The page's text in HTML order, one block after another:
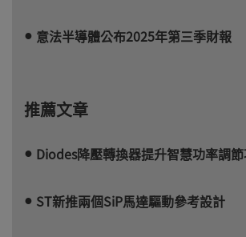
意法半導體公布2025年第三季財報
推薦文章
Diodes降壓轉換器提升智慧功率調
ST新推兩個SiP馬達驅動參考設計